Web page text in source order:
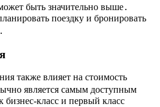
быть значительно выше․
поездку и бронировать
также влияет на стоимость
является самым доступным
бизнес-класс и первый класс